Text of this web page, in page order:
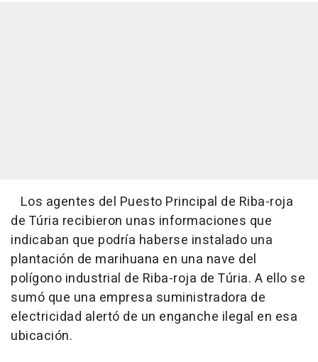
Los agentes del Puesto Principal de Riba-roja
de Túria recibieron unas informaciones que
indicaban que podría haberse instalado una
plantación de marihuana en una nave del
polígono industrial de Riba-roja de Túria. A ello se
sumó que una empresa suministradora de
electricidad alertó de un enganche ilegal en esa
ubicación.